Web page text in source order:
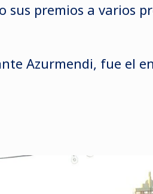
premios a varios
Azurmendi, fue el